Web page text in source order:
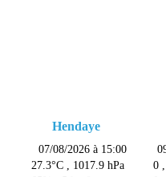
Hendaye